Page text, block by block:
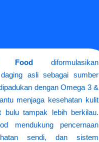
Food diformulasikan
asli sebagai sumber
dengan Omega 3 &
menjaga kesehatan kulit
bulu tampak lebih berkilau.
mendukung pencernaan
sendi, dan sistem